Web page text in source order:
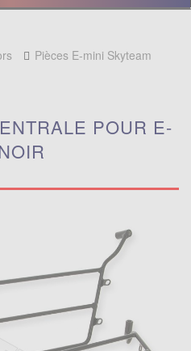
Pièces E-mini Skyteam
POUR E-